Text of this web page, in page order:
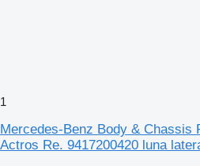
1
Mercedes-Benz Body & Chassis
Actros Re. 9417200420 luna